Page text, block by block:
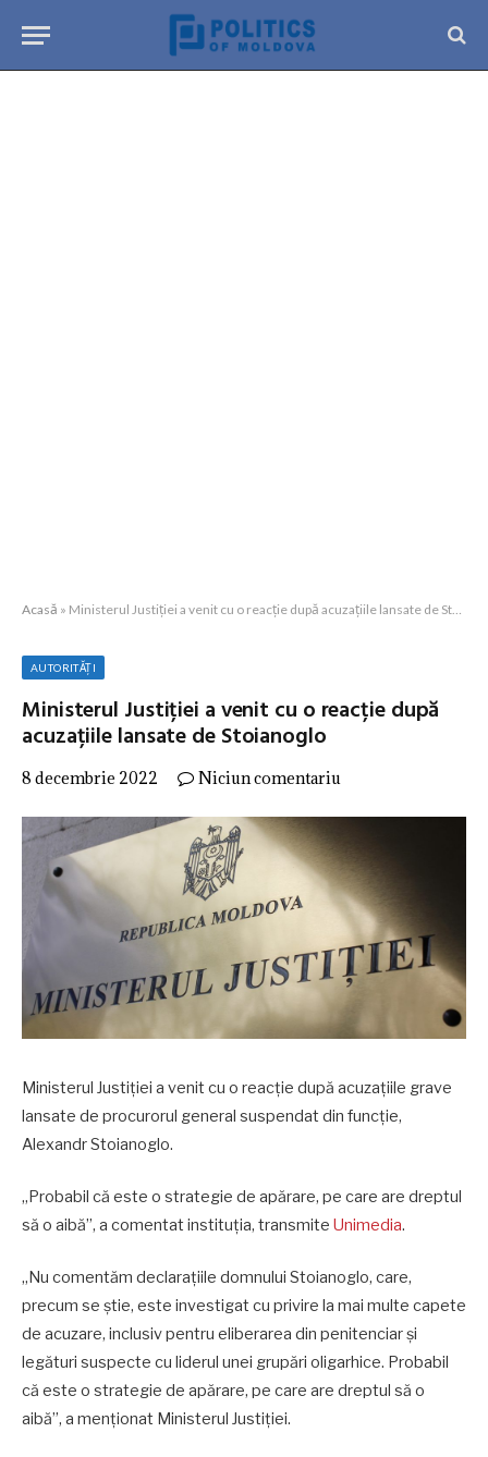
Acasă » Ministerul Justiției a venit cu o reacție după acuzațiile lansate de Stoianoglo
AUTORITĂȚI
Ministerul Justiției a venit cu o reacție după
acuzațiile lansate de Stoianoglo
8 decembrie 2022 Niciun comentariu
Ministerul Justiției a venit cu o reacție după acuzațiile grave
lansate de procurorul general suspendat din funcție,
Alexandr Stoianoglo.
„Probabil că este o strategie de apărare, pe care are dreptul
să o aibă”, a comentat instituția, transmite Unimedia.
„Nu comentăm declarațiile domnului Stoianoglo, care,
precum se știe, este investigat cu privire la mai multe capete
de acuzare, inclusiv pentru eliberarea din penitenciar și
legături suspecte cu liderul unei grupări oligarhice. Probabil
că este o strategie de apărare, pe care are dreptul să o
aibă”, a menționat Ministerul Justiției.